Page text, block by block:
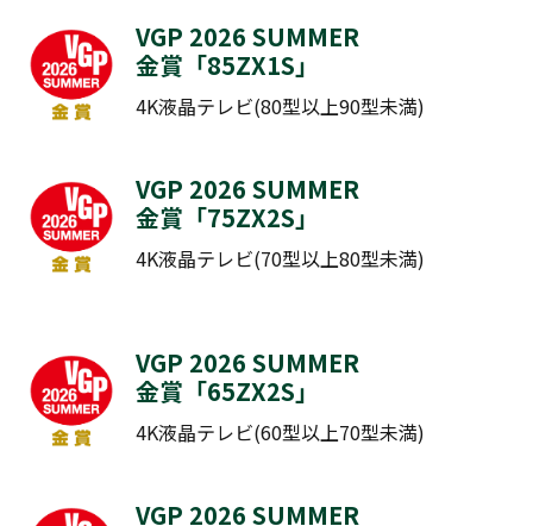
VGP 2026 SUMMER
金賞「85ZX1S」
4K液晶テレビ(80型以上90型未満)
VGP 2026 SUMMER
金賞「75ZX2S」
4K液晶テレビ(70型以上80型未満)
VGP 2026 SUMMER
金賞「65ZX2S」
4K液晶テレビ(60型以上70型未満)
VGP 2026 SUMMER